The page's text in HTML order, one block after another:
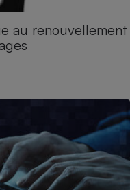
au renouvellement